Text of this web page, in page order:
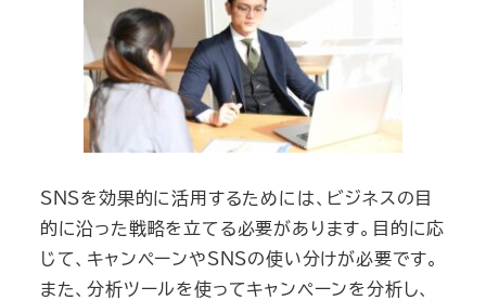
SNSを効果的に活用するためには、ビジネスの目
的に沿った戦略を立てる必要があります。目的に応
じて、キャンペーンやSNSの使い分けが必要です。
また、分析ツールを使ってキャンペーンを分析し、